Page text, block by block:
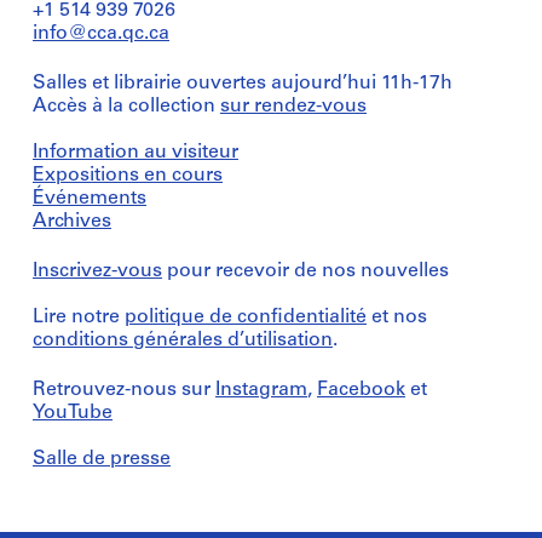
+1 514 939 7026
info@cca.qc.ca
Salles et librairie ouvertes aujourd’hui 11h-17h
Accès à la collection sur rendez-vous
Information au visiteur
Expositions en cours
Événements
Archives
Inscrivez-vous pour recevoir de nos nouvelles
Lire notre politique de confidentialité et nos
conditions générales d’utilisation.
Retrouvez-nous sur Instagram, Facebook et
YouTube
Salle de presse